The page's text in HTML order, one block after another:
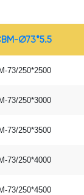
Ø73*5.5
73/250*2500
73/250*3000
73/250*3500
73/250*4000
73/250*4500